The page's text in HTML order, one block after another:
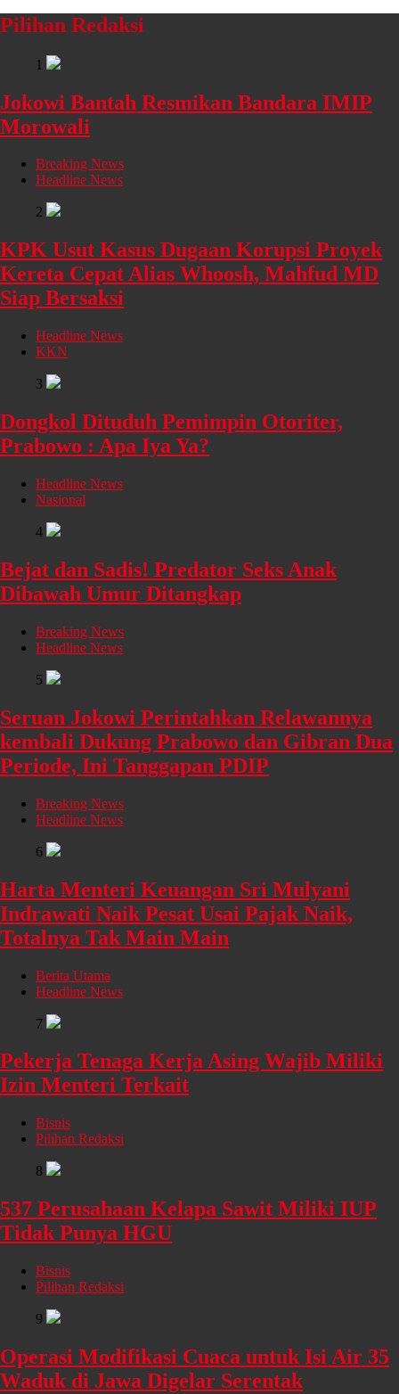
Pilihan Redaksi
1
Jokowi Bantah Resmikan Bandara IMIP
Morowali
Breaking News
Headline News
2
KPK Usut Kasus Dugaan Korupsi Proyek
Kereta Cepat Alias Whoosh, Mahfud MD
Siap Bersaksi
Headline News
KKN
3
Dongkol Dituduh Pemimpin Otoriter,
Prabowo : Apa Iya Ya?
Headline News
Nasional
4
Bejat dan Sadis! Predator Seks Anak
Dibawah Umur Ditangkap
Breaking News
Headline News
5
Seruan Jokowi Perintahkan Relawannya
kembali Dukung Prabowo dan Gibran Dua
Periode, Ini Tanggapan PDIP
Breaking News
Headline News
6
Harta Menteri Keuangan Sri Mulyani
Indrawati Naik Pesat Usai Pajak Naik,
Totalnya Tak Main Main
Berita Utama
Headline News
7
Pekerja Tenaga Kerja Asing Wajib Miliki
Izin Menteri Terkait
Bisnis
Pilihan Redaksi
8
537 Perusahaan Kelapa Sawit Miliki IUP
Tidak Punya HGU
Bisnis
Pilihan Redaksi
9
Operasi Modifikasi Cuaca untuk Isi Air 35
Waduk di Jawa Digelar Serentak